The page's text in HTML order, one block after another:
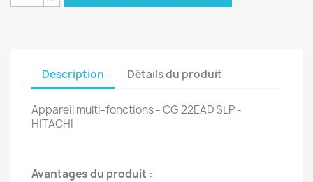
Description Détails du produit
Appareil multi-fonctions - CG 22EAD SLP -
HITACHI
Avantages du produit :